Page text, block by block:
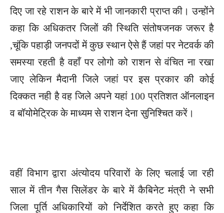
दिए जा रहे राशन के बारे में भी जानकारी प्राप्त की। उन्होंने
कहा कि अधिकतर जिलों की स्थिति संतोषजनक जरूर है
,चूंकि पहाड़ी जनपदों में कुछ स्थान ऐसे हैं जहां पर नेटवर्क की
समस्या रहती है वहाँ पर लोगो को राशन से वंचित ना रखा
जाए लेकिन मैदानी जिले जहां पर इस प्रकार की कोई
दिक्कत नही है वह जिले अपने यहां 100 प्रतिशत ऑनलाइन
व बॉयोमेट्रिक के माध्यम से राशन देना सुनिश्चित करें।
वहीं विभाग द्वारा अंत्योदय परिवारों के लिए चलाई जा रही
साल में तीन गैस सिलेंडर के बारे में कैबिनेट मंत्री ने सभी
जिला पूर्ति अधिकारियों को निर्देशित करते हुए कहा कि